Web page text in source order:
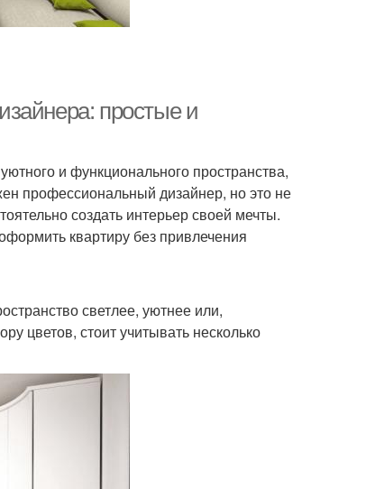
простые и
и функционального пространства,
профессиональный дизайнер, но это не
создать интерьер своей мечты.
квартиру без привлечения
светлее, уютнее или,
цветов, стоит учитывать несколько